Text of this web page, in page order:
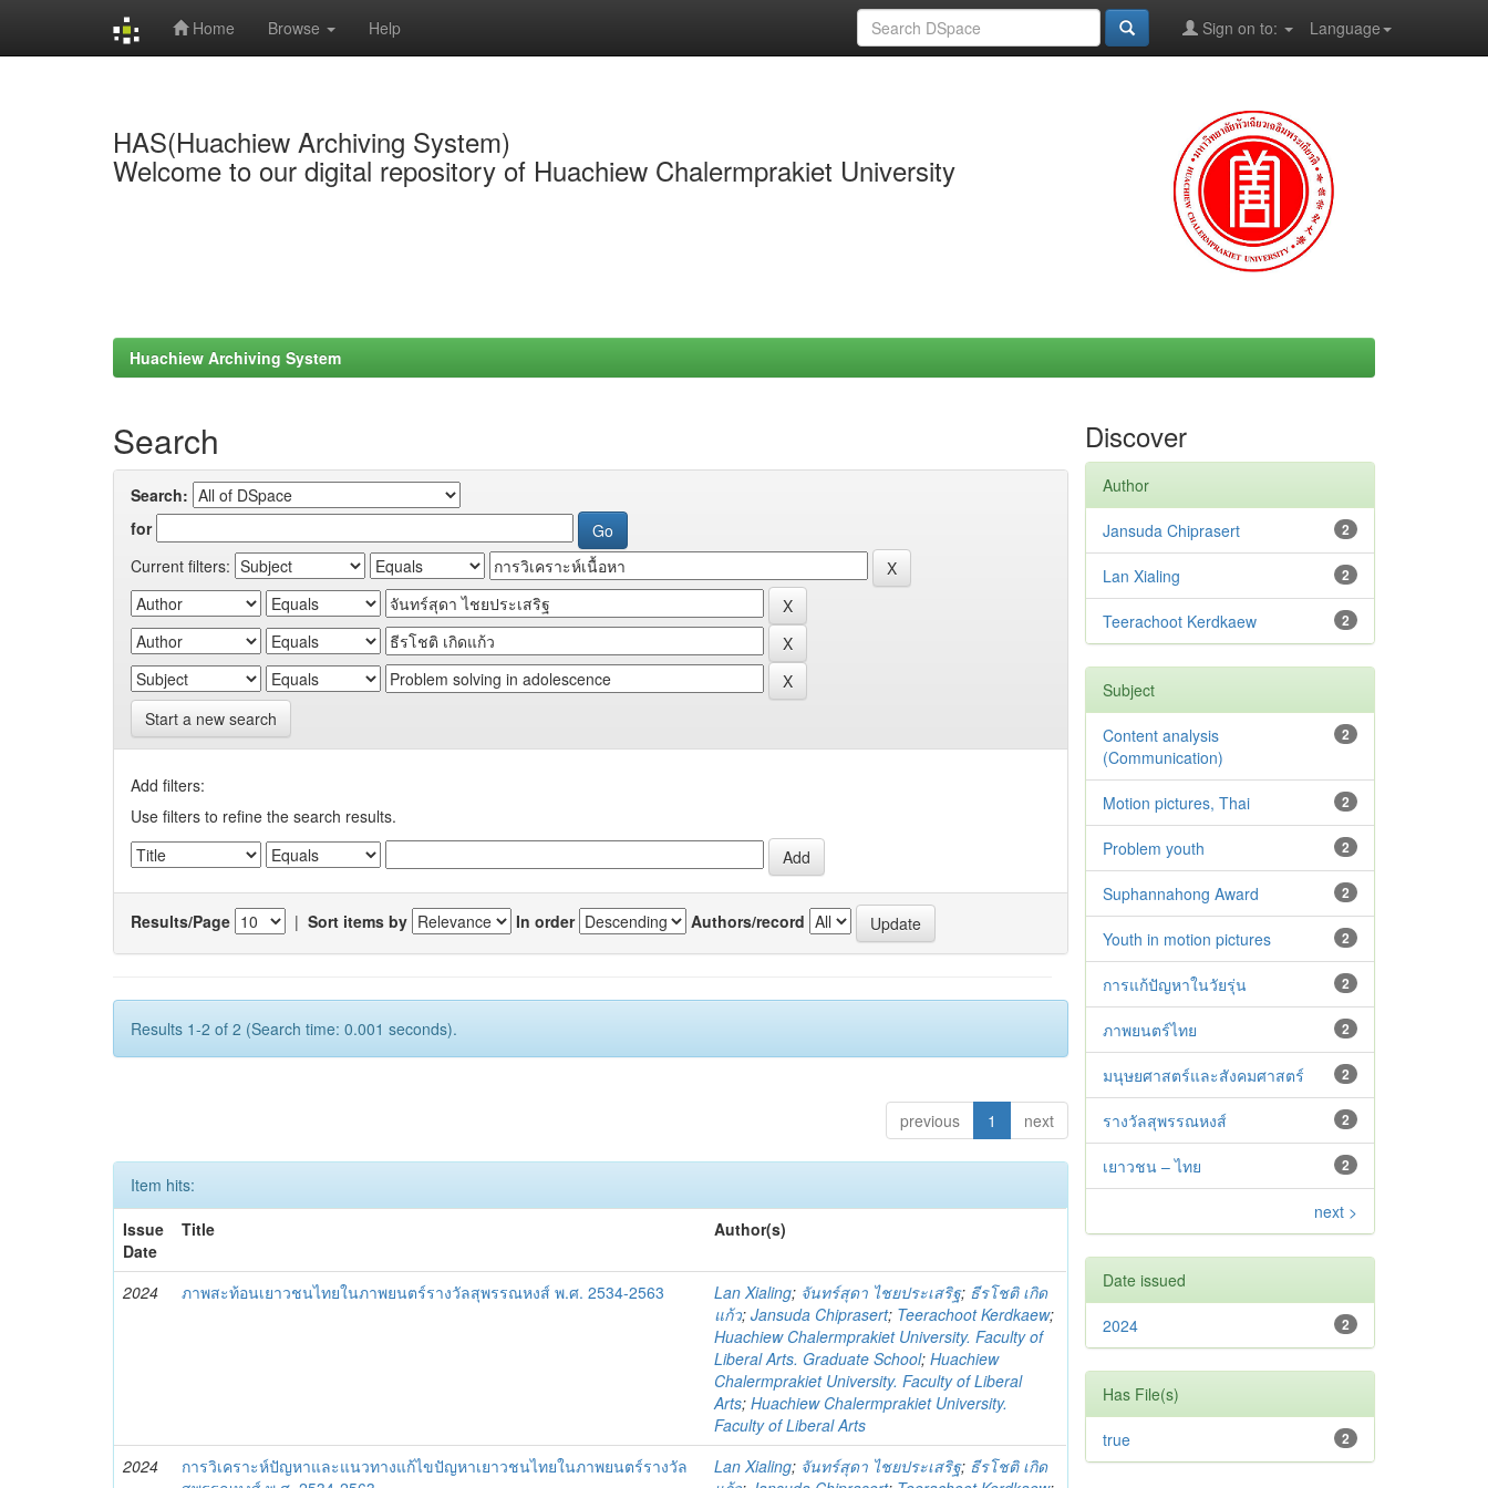
Home Browse Help Language
Sign on to:
HAS(Huachiew Archiving System)
Welcome to our digital repository of Huachiew Chalermprakiet University
Huachiew Archiving System
Search
Search:
for
Current filters:
Start a new search
Add filters:
Use filters to refine the search results.
Results/Page | Sort items by In order Authors/record
Results 1-2 of 2 (Search time: 0.001 seconds).
previous 1 next
Item hits:
Issue
Date
Title Author(s)
2024 ภาพสะท้อนเยาวชนไทยในภาพยนตร์รางวัลสุพรรณหงส์ พ.ศ. 2534-2563 Lan Xialing; จันทร์สุดา ไชยประเสริฐ; ธีรโชติ เกิด
แก้ว;Jansuda Chiprasert; Teerachoot Kerdkaew;
Huachiew Chalermprakiet University. Faculty of
Liberal Arts. Graduate School;Huachiew
Chalermprakiet University. Faculty of Liberal
Arts;Huachiew Chalermprakiet University.
Faculty of Liberal Arts
2024
การวิเคราะห์ปัญหาและแนวทางแก้ไขปัญหาเยาวชนไทยในภาพยนตร์รางวัล
Lan Xialing; จันทร์สุดา ไชยประเสริฐ; ธีรโชติ เกิด
Discover
Author
2
Jansuda Chiprasert
2
Lan Xialing
2
Teerachoot Kerdkaew
Subject
2
Content analysis
(Communication)
2
Motion pictures, Thai
2
Problem youth
2
Suphannahong Award
2
Youth in motion pictures
2
การแก้ปัญหาในวัยรุ่น
2
ภาพยนตร์ไทย
2
มนุษยศาสตร์และสังคมศาสตร์
2
รางวัลสุพรรณหงส์
2
เยาวชน – ไทย
next >
Date issued
2
2024
Has File(s)
2
true